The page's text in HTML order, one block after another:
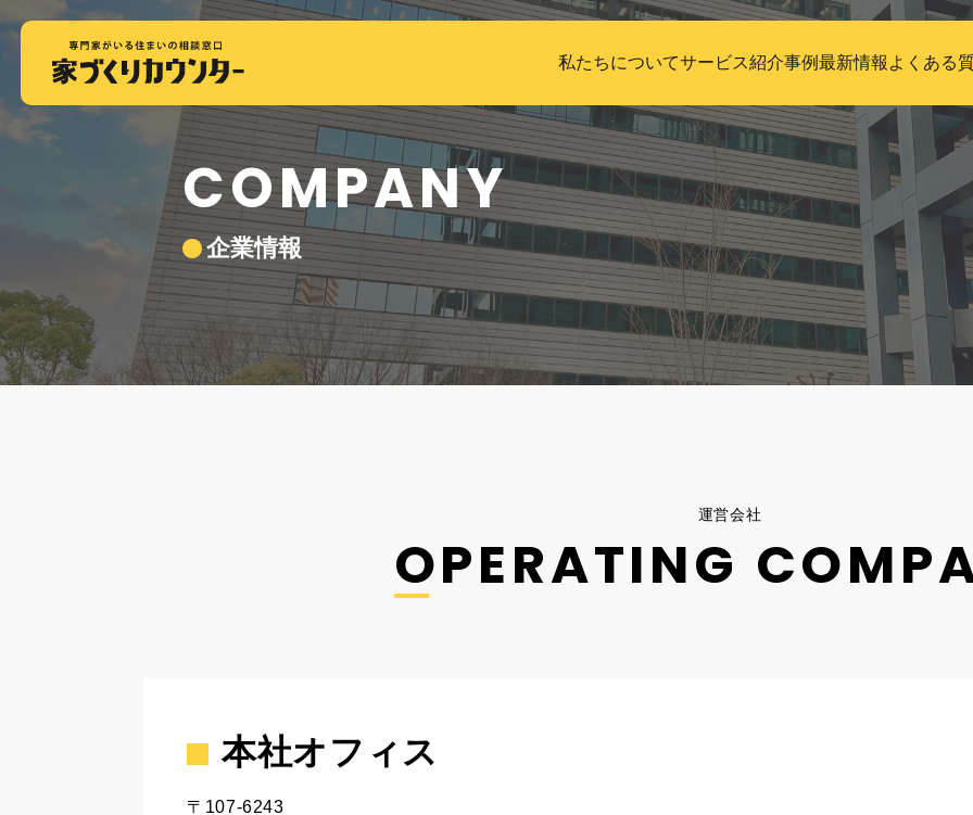
私たちについてサービス紹介事例最新情報 よくある
COMPANY
企業情報
運営会社
OPERATING
本社オフィス
〒107-6243